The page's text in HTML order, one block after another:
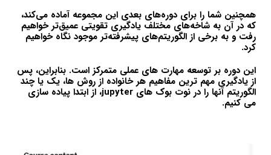
همچنین شما را برای دوره‌های بعدی این مجموعه آماده می‌کند،
که در آن به شاخه‌های مختلف یادگیری تقویتی عمیق‌تر خواهیم
رفت و به برخی از الگوریتم‌های پیشرفته‌تر موجود نگاه خواهیم
کرد.
این دوره بر توسعه مهارت های عملی متمرکز است. بنابراین، پس
از یادگیری مهم ترین مفاهیم هر خانواده از روش ها، یک یا چند
الگوریتم آنها را در نوت بوک های jupyter، از ابتدا پیاده سازی
می کنیم.